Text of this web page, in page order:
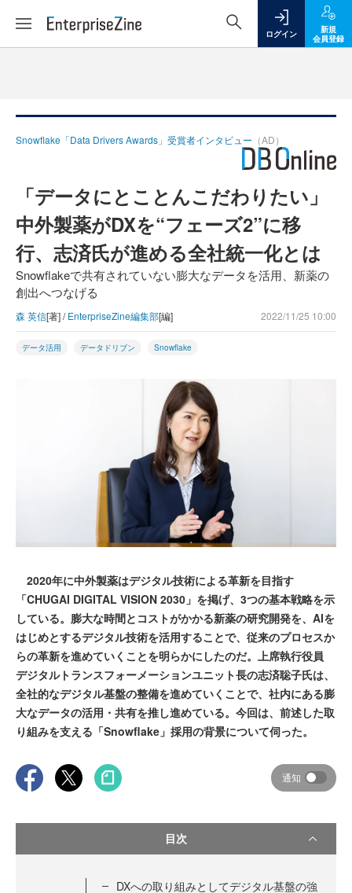
ログイン
新規
会員登録
Snowflake「Data Drivers Awards」受賞者インタビュー （AD）
「データにとことんこだわりたい」
中外製薬がDXを“フェーズ2”に移
行、志済氏が進める全社統一化とは
Snowflakeで共有されていない膨大なデータを活用、新薬の
創出へつなげる
森 英信[著] /EnterpriseZine編集部[編] 2022/11/25 10:00
データ活用 データドリブン Snowflake
2020年に中外製薬はデジタル技術による革新を目指す
「CHUGAI DIGITAL VISION 2030」を掲げ、3つの基本戦略を示
している。膨大な時間とコストがかかる新薬の研究開発を、AIを
はじめとするデジタル技術を活用することで、従来のプロセスか
らの革新を進めていくことを明らかにしたのだ。上席執行役員
デジタルトランスフォーメーションユニット長の志済聡子氏は、
全社的なデジタル基盤の整備を進めていくことで、社内にある膨
大なデータの活用・共有を推し進めている。今回は、前述した取
り組みを支える「Snowflake」採用の背景について伺った。
通知
目次
DXへの取り組みとしてデジタル基盤の強